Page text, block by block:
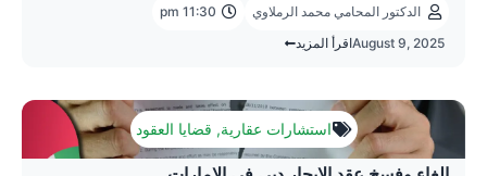
الدكتور المحامي محمد الرملاوي
11:30 pm
August 9, 2025اقرأ المزيد
استشارات عقارية, قضايا العقود